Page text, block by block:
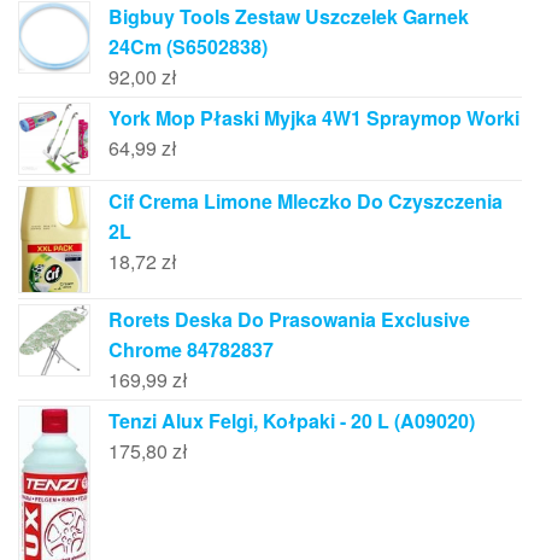
Bigbuy Tools Zestaw Uszczelek Garnek
24Cm (S6502838)
92,00 zł
York Mop Płaski Myjka 4W1 Spraymop Worki
64,99 zł
Cif Crema Limone Mleczko Do Czyszczenia
2L
18,72 zł
Rorets Deska Do Prasowania Exclusive
Chrome 84782837
169,99 zł
Tenzi Alux Felgi, Kołpaki - 20 L (A09020)
175,80 zł